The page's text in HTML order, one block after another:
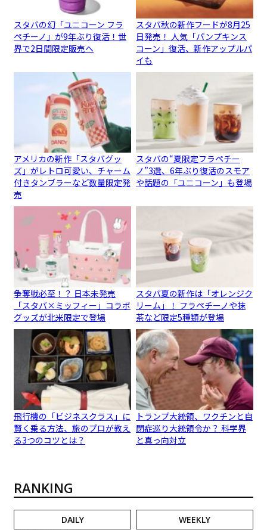
スタバの幻「ユニコーン フラ
ペチーノ」が9年ぶり復活！世
界で2日間限定販売へ
スタバ秋の新作フードが8月25
日発売！ 人気「パンプキンス
コーン」復活、新作アップルパ
イも
アメリカの新作「スタバグッ
ズ」がレトロ可愛い、チャーム
付きタンブラーなど数量限定発
売
スタバの“夏限定フラペチー
ノ”3選、6年ぶり復活のスモア
や話題の「ユニコーン」も登場
争奪戦必至！？ 日本未発売
「スタバ×ミッフィー」コラボ
グッズが北米限定で登場
スタバ夏の新作は「オレンジク
リーム」！ フラペチーノや抹
茶など限定5種類が登場
飛行機の「ビジネスクラス」に
賢く乗る方法、旅のプロが教え
る3つのコツとは？
トランプ大統領、ワクチンと自
閉症巡り大統領令か？ 科学界
と真っ向対立
RANKING
DAILY WEEKLY